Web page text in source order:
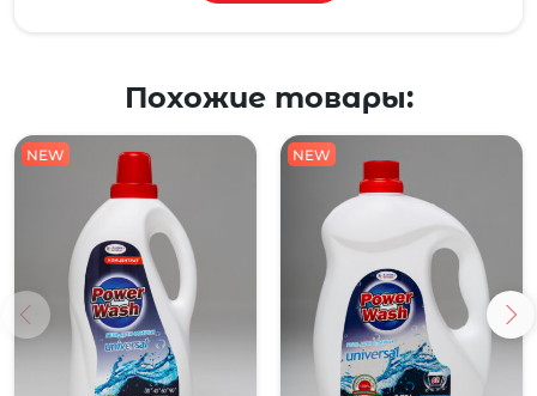
Похожие товары:
NEW NEW